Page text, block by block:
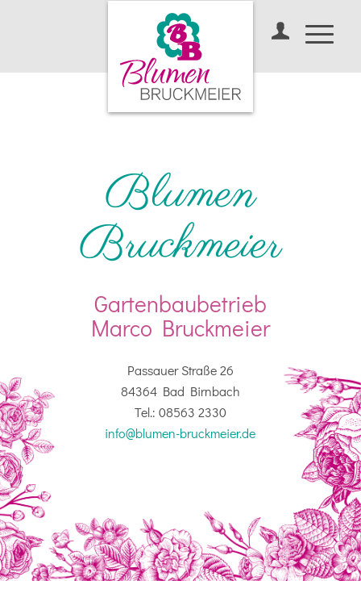
Blumen
Bruckmeier
Gartenbaubetrieb
Marco Bruckmeier
Passauer Straße 26
84364 Bad Birnbach
Tel.: 08563 2330
info@blumen-bruckmeier.de